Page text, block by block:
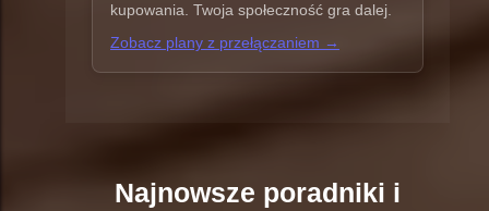
kupowania. Twoja społeczność gra dalej.
Zobacz plany z przełączaniem →
Najnowsze poradniki i